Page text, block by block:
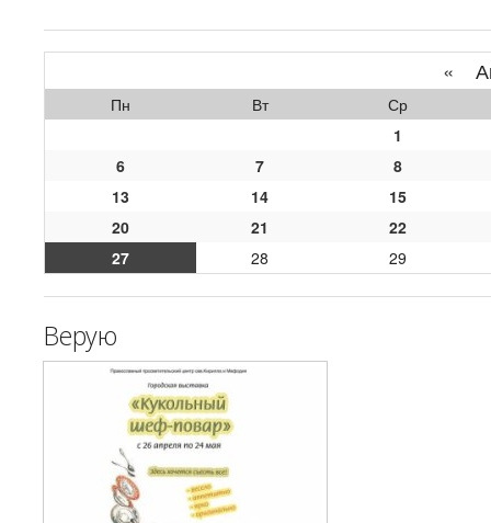
«
Пн Вт
Ср
1
6
7
8
13
14
15
20
21
22
27
28 29
Верую